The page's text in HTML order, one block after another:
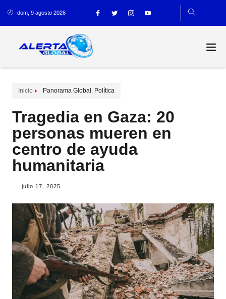
dom, 9 agosto 2026
Inicio Panorama Global , Política
Tragedia en Gaza: 20
personas mueren en
centro de ayuda
humanitaria
julio 17, 2025